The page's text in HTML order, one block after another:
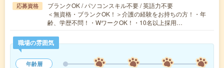
応募資格
ブランクOK / パソコンスキル不要 / 英語力不要
＜無資格・ブランクOK！＞介護の経験をお持ちの方！・年
齢、学歴不問！・WワークOK！・10名以上採用…
職場の雰囲気
年齢層